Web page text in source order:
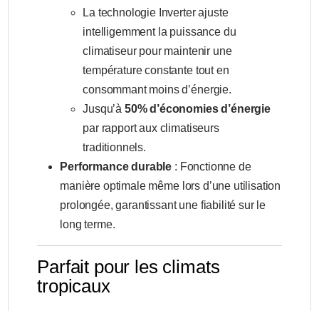
La technologie Inverter ajuste
intelligemment la puissance du
climatiseur pour maintenir une
température constante tout en
consommant moins d’énergie.
Jusqu’à 50% d’économies d’énergie
par rapport aux climatiseurs
traditionnels.
Performance durable : Fonctionne de
manière optimale même lors d’une utilisation
prolongée, garantissant une fiabilité sur le
long terme.
Parfait pour les climats
tropicaux